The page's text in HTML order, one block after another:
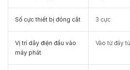
Số cực thiết bị đóng cắt 3 cực
Vị trí dây điện đầu vào
máy phát
Vào từ đáy tủ